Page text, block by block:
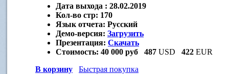
Дата выхода : 28.02.2019
Кол-во стр: 170
Язык отчета: Русский
Демо-версия: Загрузить
Презентация: Скачать
Стоимость: 40 000 руб 487 USD 422 EUR
В корзину
Быстрая покупка